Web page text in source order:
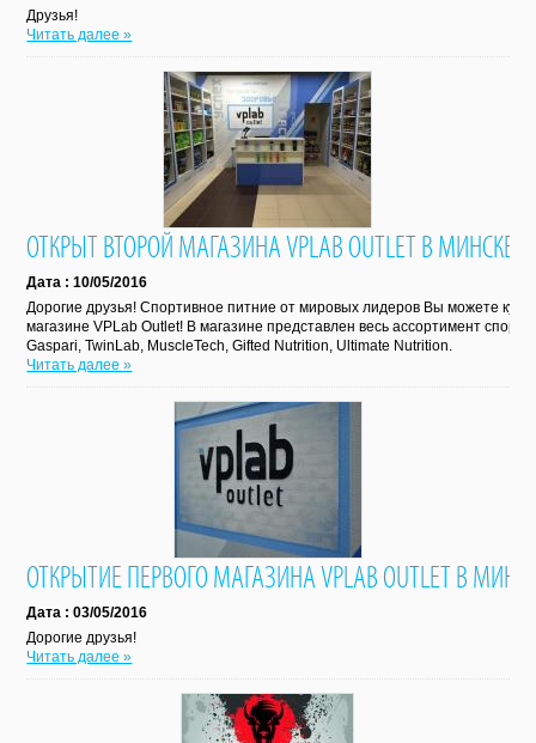
Друзья!
Читать далее »
ОТКРЫТ ВТОРОЙ МАГАЗИНА VPLAB OUTLET В МИНСКЕ!
Дата : 10/05/2016
Дорогие друзья! Спортивное питние от мировых лидеров Вы можете
магазине VPLab Outlet! В магазине представлен весь ассортимент
Gaspari, TwinLab, MuscleTech, Gifted Nutrition, Ultimate Nutrition.
Читать далее »
ОТКРЫТИЕ ПЕРВОГО МАГАЗИНА VPLAB OUTLET В
Дата : 03/05/2016
Дорогие друзья!
Читать далее »